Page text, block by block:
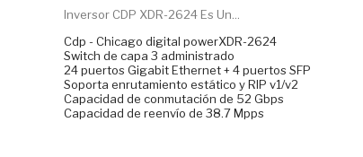
Inversor CDP XDR-2624 Es Un...
Cdp - Chicago digital powerXDR-2624
Switch de capa 3 administrado
24 puertos Gigabit Ethernet + 4 puertos SFP
Soporta enrutamiento estático y RIP v1/v2
Capacidad de conmutación de 52 Gbps
Capacidad de reenvío de 38.7 Mpps